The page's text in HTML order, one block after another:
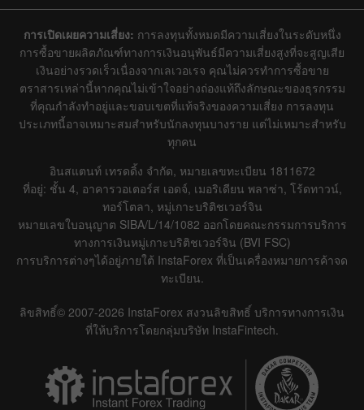
การเปิดเผยความเสี่ยง: การลงทุนทั้งหมดมีความเสี่ยงในระดับหนึ่ง
การซื้อขายผลิตภัณฑ์ทางการเงินอนุพันธ์มีความเสี่ยงสูงที่จะสูญเสีย
เงินอย่างรวดเร็วเนื่องจากเลเวอเรจ คุณไม่ควรทำการซื้อขาย
ตราสารเหล่านี้หากคุณไม่เข้าใจอย่างถ่องแท้ถึงลักษณะของธุรกรรม
ที่คุณกำลังทำอยู่และขอบเขตที่แท้จริงของความเสี่ยง การลงทุน
ประเภทนี้อาจเหมาะสมสำหรับนักลงทุนบางราย แต่ไม่เหมาะสำหรับ
ทุกคน
อินสแตนท์ เทรดดิ้ง จำกัด, หมายเลขทะเบียน 1811672
ที่อยู่: ชั้น 4, อาคารวอเตอร์ส เอดจ์, เมอริเดียน พลาซ่า, โร้ดทาวน์,
ทอร์โตลา, หมู่เกาะบริติชเวอร์จิน
หมายเลขใบอนุญาต SIBA/L/14/1082 ออกโดยคณะกรรมการบริการ
ทางการเงินหมู่เกาะบริติชเวอร์จิน (BVI FSC)
การบริการต่างๆได้อยู่ภายใต้ InstaForex ที่เป็นเครื่องหมายการค้าจด
ทะเบียน.
ลิขสิทธิ์© 2007-2026 InstaForex สงวนลิขสิทธิ์ บริการทางการเงิน
ที่ให้บริการโดยกลุ่มบริษัท InstaFintech.